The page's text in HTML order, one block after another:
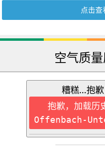
点击查
空气质量
糟糕...抱
抱歉，加载历
Offenbach-